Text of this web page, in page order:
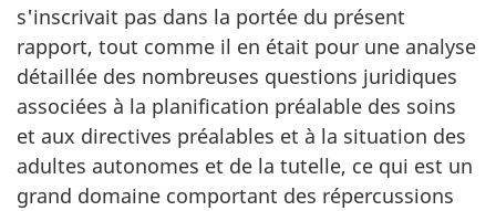
s'inscrivait pas dans la portée du présent
rapport, tout comme il en était pour une analyse
détaillée des nombreuses questions juridiques
associées à la planification préalable des soins
et aux directives préalables et à la situation des
adultes autonomes et de la tutelle, ce qui est un
grand domaine comportant des répercussions